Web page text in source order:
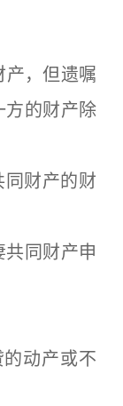
，但遗嘱
方的财产除
财产的财
同财产申
动产或不